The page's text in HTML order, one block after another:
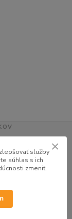
služby
súhlas s ich
zmeniť.